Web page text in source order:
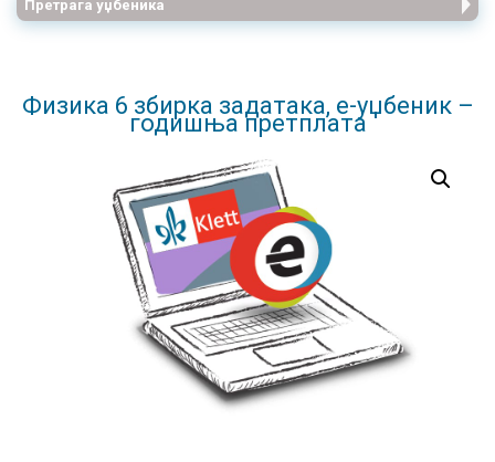
Претрага уџбеника
Физика 6 збирка задатака, е-уџбеник –
годишња претплата